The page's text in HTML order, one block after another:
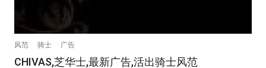
风范 骑士 广告
CHIVAS,芝华士,最新广告,活出骑士风范